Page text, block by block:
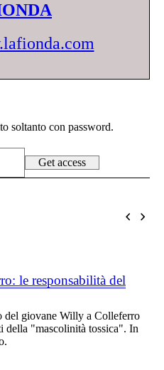
soltanto con password.
le responsabilità del
giovane Willy a Colleferro
della "mascolinità tossica". In